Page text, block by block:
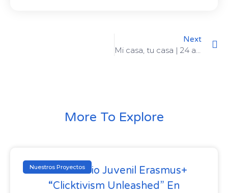
Next
Mi casa, tu casa | 24 al 29 de noviembre de 2019
More To Explore
Nuestros Proyectos
Intercambio Juvenil Erasmus+
“Clicktivism Unleashed” En